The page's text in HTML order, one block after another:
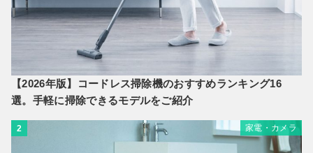
【2026年版】コードレス掃除機のおすすめランキング16
選。手軽に掃除できるモデルをご紹介
2 家電・カメラ